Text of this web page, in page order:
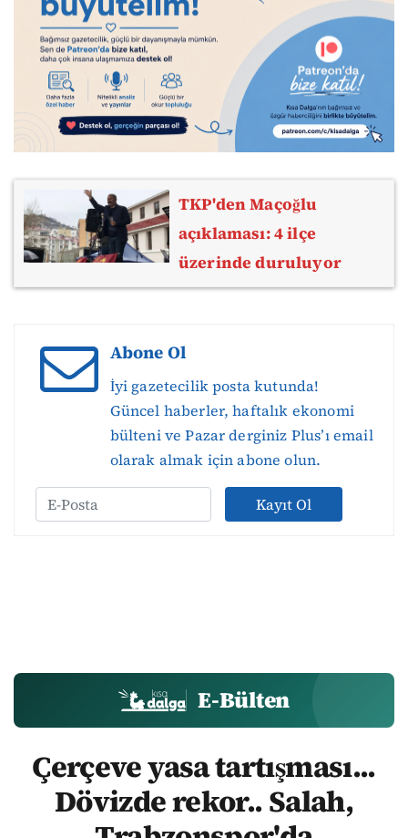
TKP'den Maçoğlu
açıklaması: 4 ilçe
üzerinde duruluyor
Abone Ol
İyi gazetecilik posta kutunda!
Güncel haberler, haftalık ekonomi
bülteni ve Pazar derginiz Plus’ı email
olarak almak için abone olun.
Kayıt Ol
E-Bülten
Çerçeve yasa tartışması...
Dövizde rekor.. Salah,